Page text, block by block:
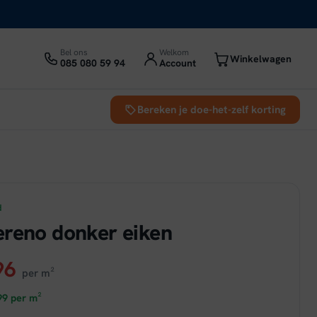
Bel ons
085 080 59 94
Welkom
Account Winkelwagen
Bereken je doe-het-zelf korting
donker eiken
Huidige
prijs
per m²
per m²